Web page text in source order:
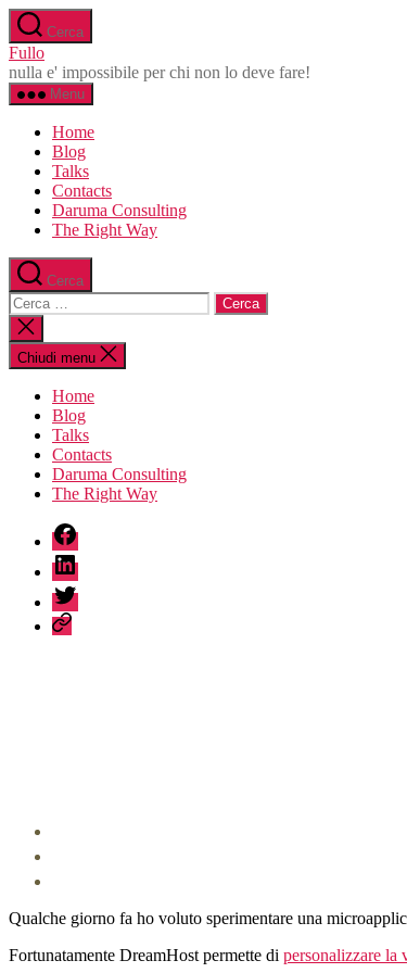
Salta
al
contenuto
Cerca
Fullo
nulla e' impossibile per chi non lo deve fare!
Menu
Home
Blog
Talks
Contacts
Daruma Consulting
The Right Way
Cerca
Cerca:
Chiudi
la
ricerca
Chiudi menu
Home
Blog
Talks
Contacts
Daruma Consulting
The Right Way
fb
linkedin
twitter
sessionize
Qualche giorno fa ho voluto sperimentare una
Fortunatamente DreamHost permette di personalizzare la